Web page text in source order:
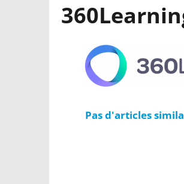
Pas d'articles